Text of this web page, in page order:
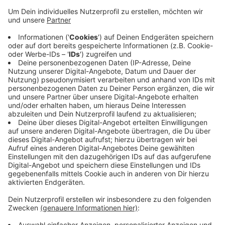
Anzeige
In der Regel seien die Flughäfen aber nicht Schuld an
den Verspätungen oder sogar Ausfällen heißt es
weiter. Vor allem Probleme im Betriebsablauf der
Airlines, schlechtes Wetter und Streiks führten zu
Verspätungen. Mittlerweile haben die Passagiere bei
Flugausfällen und -verspätungen einen
Entschädigungsanspruch in Höhe von bis zu 600 Euro.
CM
Anzeige